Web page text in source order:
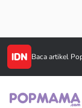
Baca artikel